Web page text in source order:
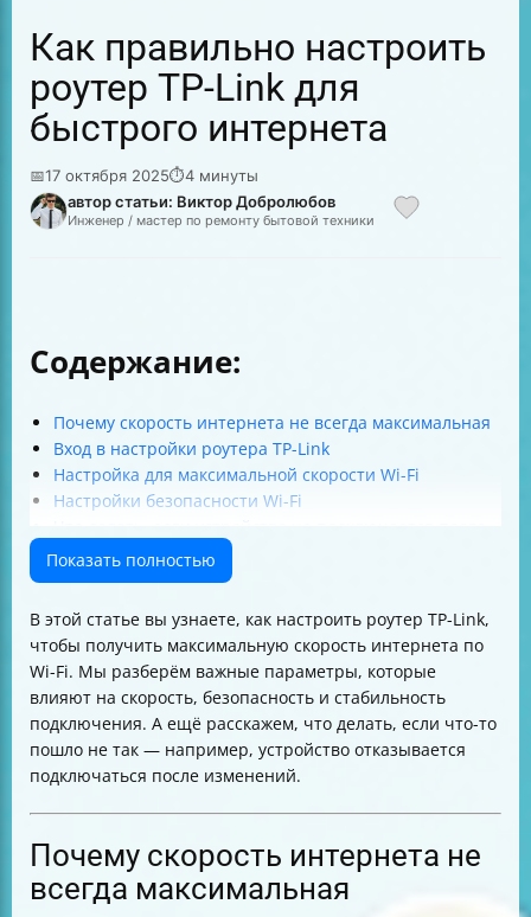
Как правильно настроить
роутер TP-Link для
быстрого интернета
📅17 октября 2025⏱4 минуты
автор статьи: Виктор Добролюбов
Инженер / мастер по ремонту бытовой техники
Содержание:
Почему скорость интернета не всегда максимальная
Вход в настройки роутера TP-Link
Настройка для максимальной скорости Wi-Fi
Настройки безопасности Wi-Fi
настройки
Перезагрузка роутера
максимальную скорость
Таблица основных настроек для максимальной
скорости
Что делать, если скорость не увеличилась
Как удалить сеть из списка сохранённых на
устройстве
Показать полностью
В этой статье вы узнаете, как настроить роутер TP-Link,
чтобы получить максимальную скорость интернета по
Wi-Fi. Мы разберём важные параметры, которые
влияют на скорость, безопасность и стабильность
подключения. А ещё расскажем, что делать, если что-то
пошло не так — например, устройство отказывается
подключаться после изменений.
Почему скорость интернета не
всегда максимальная